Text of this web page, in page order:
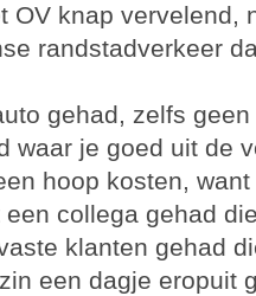
OV knap vervelend,
randstadverkeer
gehad, zelfs
waar je goed uit de
hoop kosten,
collega gehad
klanten gehad
een dagje eropuit